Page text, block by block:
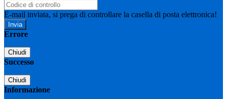
E-mail inviata, si prega di controllare la casella di posta elettronica!
Errore
Chiudi
Successo
Chiudi
Informazione